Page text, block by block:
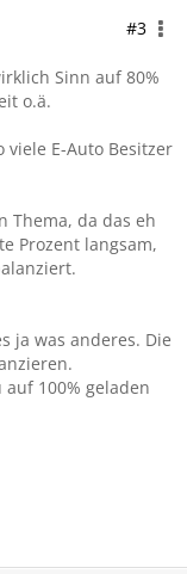
#3
Sinn auf 80%
o.ä.
E-Auto Besitzer
Thema, da das eh
Prozent langsam,
ja was anderes. Die
100% geladen